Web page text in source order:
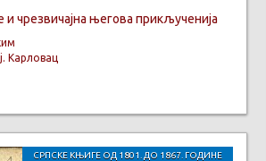
чрезвичајна његова прикљученија
Карловац
СРПСКЕ КЊИГЕ ОД 1801. ДО 1867. ГОДИНЕ